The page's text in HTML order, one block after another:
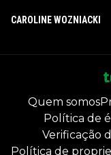
CAROLINE WOZNIACKI
Quem somos
Política de
Verificação
Política de